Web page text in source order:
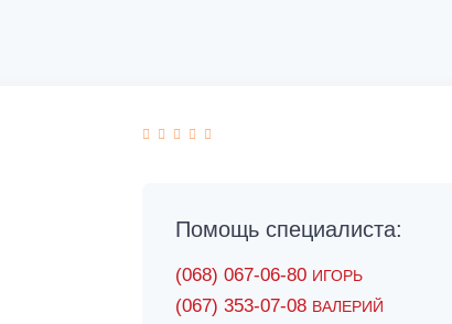
Помощь специалиста:
(068) 067-06-80 ИГОРЬ
(067) 353-07-08 ВАЛЕРИЙ